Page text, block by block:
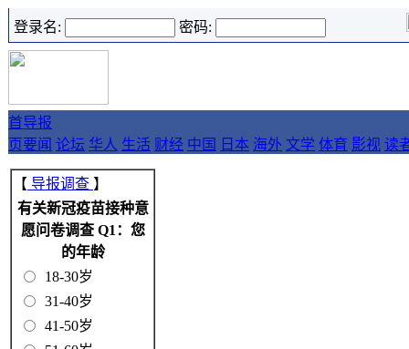
登录名: 密码:
首
页
导报
要闻 论坛 华人 生活 财经 中国 日本 海外 文学 体育 影视 读
【 导报调查 】
有关新冠疫苗接种意
愿问卷调查 Q1：您
的年龄
18-30岁
31-40岁
41-50岁